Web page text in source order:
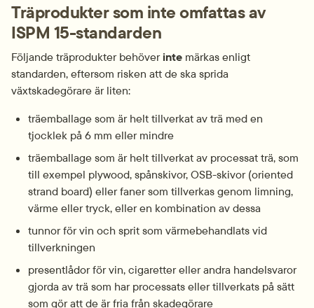
Träprodukter som inte omfattas av
ISPM 15-standarden
Följande träprodukter behöver inte märkas enligt
standarden, eftersom risken att de ska sprida
växtskadegörare är liten:
träemballage som är helt tillverkat av trä med en
tjocklek på 6 mm eller mindre
träemballage som är helt tillverkat av processat trä, som
till exempel plywood, spånskivor, OSB-skivor (oriented
strand board) eller faner som tillverkas genom limning,
värme eller tryck, eller en kombination av dessa
tunnor för vin och sprit som värmebehandlats vid
tillverkningen
presentlådor för vin, cigaretter eller andra handelsvaror
gjorda av trä som har processats eller tillverkats på sätt
som gör att de är fria från skadegörare